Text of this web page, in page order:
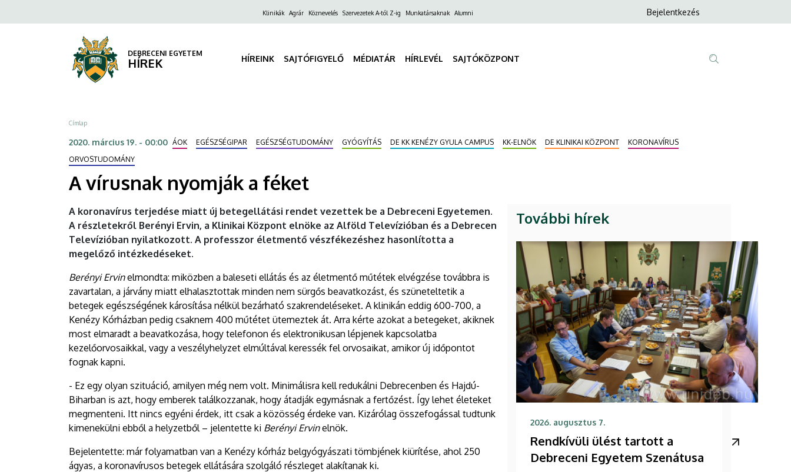
nyomják
DEBRECENI
EGYETEM
a
FelsőKlinikák Agrár Köznevelés Szervezetek A-tól Z-ig Munkatársaknak Alumni
Anonim
Bejelentkezés
DEBRECENI EGYETEM
HÍREK HÍREINK SAJTÓFIGYELŐ MÉDIATÁR HÍRLEVÉL SAJTÓKÖZPONT
Morzsa
Címlap
2020. március 19. - 00:00 ÁOK EGÉSZSÉGIPAR EGÉSZSÉGTUDOMÁNY GYÓGYÍTÁS DE KK KENÉZY GYULA CAMPUS KK-ELNÖK DE KLINIKAI KÖZPONT
KORONAVÍRUS
ORVOSTUDOMÁNY
A vírusnak nyomják a féket
A koronavírus terjedése miatt új betegellátási rendet vezettek be a Debreceni Egyetemen.
A részletekről Berényi Ervin, a Klinikai Központ elnöke az Alföld Televízióban és a Debrecen
Televízióban nyilatkozott. A professzor életmentő vészfékezéshez hasonlította a
megelőző intézkedéseket.
Berényi Ervinelmondta: miközben a baleseti ellátás és az életmentő műtétek elvégzése továbbra is
zavartalan, a járvány miatt elhalasztottak minden nem sürgős beavatkozást, és szüneteltetik a
betegek egészségének károsítása nélkül bezárható szakrendeléseket. A klinikán eddig 600-700, a
Kenézy Kórházban pedig csaknem 400 műtétet ütemeztek át. Arra kérte azokat a betegeket, akiknek
most elmaradt a beavatkozása, hogy telefonon és elektronikusan lépjenek kapcsolatba
kezelőorvosaikkal, vagy a veszélyhelyzet elmúltával keressék fel orvosaikat, amikor új időpontot
fognak kapni.
- Ez egy olyan szituáció, amilyen még nem volt. Minimálisra kell redukálni Debrecenben és Hajdú-
Biharban is azt, hogy emberek találkozzanak, hogy átadják egymásnak a fertőzést. Így lehet életeket
megmenteni. Itt nincs egyéni érdek, itt csak a közösség érdeke van. Kizárólag összefogással tudtunk
kimenekülni ebből a helyzetből – jelentette ki Berényi Ervinelnök.
Bejelentette: már folyamatban van a Kenézy kórház belgyógyászati tömbjének kiürítése, ahol 250
ágyas, a koronavírusos betegek ellátására szolgáló részleget alakítanak ki.
További hírek
2026. augusztus 7.
Rendkívüli ülést tartott a
Debreceni Egyetem Szenátusa